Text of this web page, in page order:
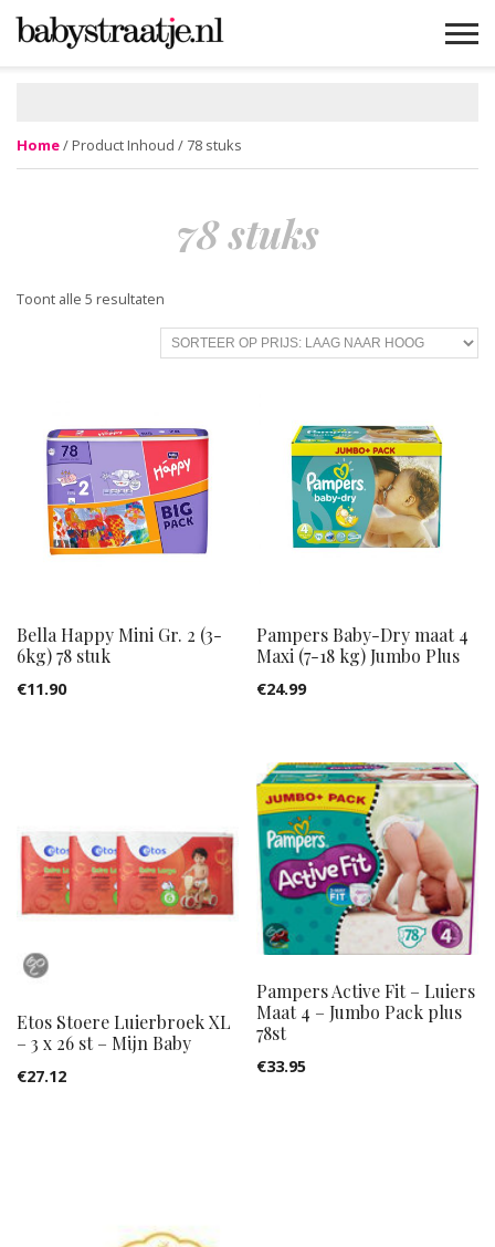
Home/ Product Inhoud / 78 stuks
78 stuks
Toont alle 5 resultaten
op
prijs:
hoog
Bella Happy Mini Gr. 2 (3-
6kg) 78 stuk
€11.90
Pampers Baby-Dry maat 4
Maxi (7-18 kg) Jumbo Plus
€24.99
Etos Stoere Luierbroek XL
– 3 x 26 st – Mijn Baby
€27.12
Pampers Active Fit – Luiers
Maat 4 – Jumbo Pack plus
78st
€33.95